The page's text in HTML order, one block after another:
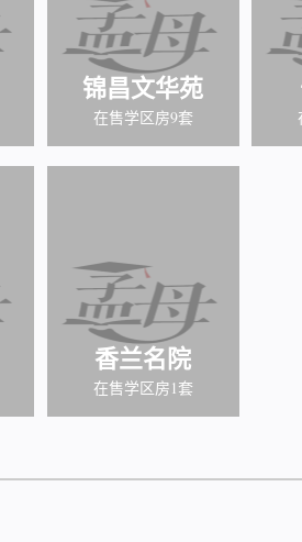
锦昌文华苑
在售学区房9套
香兰名院
在售学区房1套